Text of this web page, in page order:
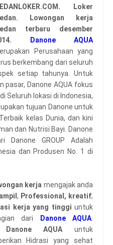
Loker
Lowongan kerja
terbaru desember
Danone AQUA
Perusahaan yang
berkembang dari seluruh
setiap tahunya. Untuk
pasar, Danone AQUA fokus
Seluruh lokasi di Indonesia,
tujuan Danone untuk
kelas Dunia, dan kini
dan Nutrisi Bayi. Danone
Danone GROUP Adalah
dan Produsen No. 1 di
kerja mengajak anda
, Professional, kreatif,
kerja yang tinggi untuk
dari Danone AQUA
Danone AQUA untuk
Hidrasi yang sehat